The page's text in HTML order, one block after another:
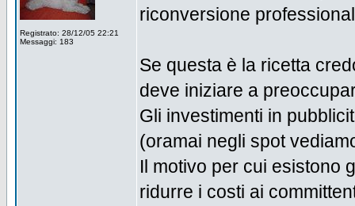
Registrato: 28/12/05 22:21
Messaggi: 183
riconversione
Se questa è la ricetta
deve iniziare a
Gli investimenti in
(oramai negli spot
Il motivo per cui esistono
ridurre i costi ai